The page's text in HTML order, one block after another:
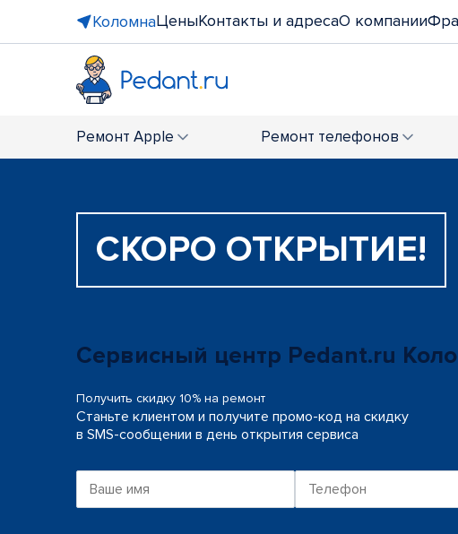
КоломнаЦеныКонтакты и адресаО компании
Ремонт Apple Ремонт телефонов
СКОРО ОТКРЫТИЕ!
Сервисный центр Pedant.ru
Получить скидку 10% на ремонт
Станьте клиентом и получите промо-код на скидку
в SMS-сообщении в день открытия сервиса